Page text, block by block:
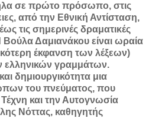
σε πρώτο πρόσωπο, στις
από την Εθνική Αντίσταση,
τις σημερινές δραματικές
Δαμιανάκου είναι ωραία
έκφανση των λέξεων)
ελληνικών γραμμάτων.
δημιουργικότητα μια
του πνεύματος, που
και την Αυτογνωσία
Νόττας, καθηγητής